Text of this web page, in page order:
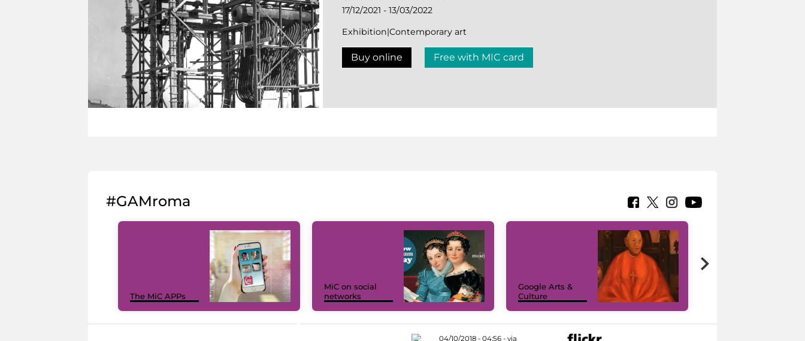
17/12/2021 - 13/03/2022
Exhibition|Contemporary art
Buy online Free with MIC card
#GAMroma
The MiC APPs
MiC on social
networks
Google Arts &
Culture